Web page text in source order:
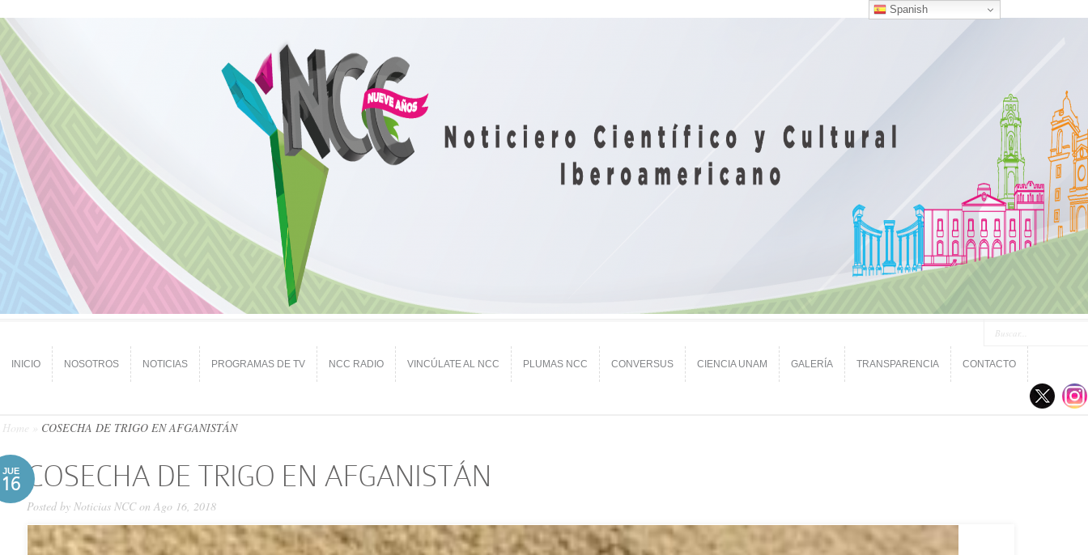
INICIO NOSOTROS NOTICIAS PROGRAMAS DE TV NCC RADIO VINCÚLATE AL NCC PLUMAS NCC CONVERSUS CIENCIA UNAM GALERÍA TRANSPARENCIA CONTACTO
Home COSECHA DE TRIGO EN AFGANISTÁN
JUE
16 COSECHA DE TRIGO EN AFGANISTÁN
Posted by Noticias NCCon Ago 16, 2018
Spanish